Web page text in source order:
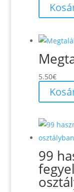
5.50€
99